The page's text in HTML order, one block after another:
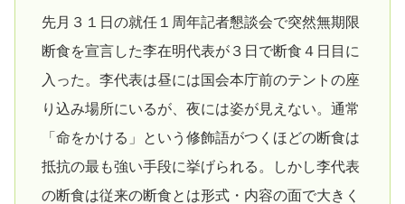
先月３１日の就任１周年記者懇談会で突然無期限
断食を宣言した李在明代表が３日で断食４日目に
入った。李代表は昼には国会本庁前のテントの座
り込み場所にいるが、夜には姿が見えない。通常
「命をかける」という修飾語がつくほどの断食は
抵抗の最も強い手段に挙げられる。しかし李代表
の断食は従来の断食とは形式・内容の面で大きく